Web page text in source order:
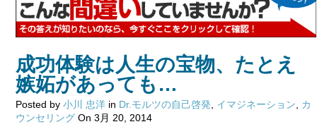
成功体験は人生の宝物、たとえ
嫉妬があっても…
Posted by 小川 忠洋 in Dr.モルツの自己啓発 イマジネーション
カ
ウンセリング On 3月 20, 2014